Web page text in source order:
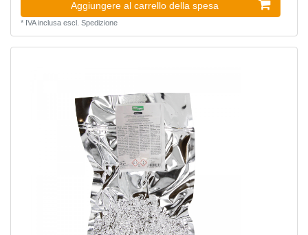
Aggiungere al carrello della spesa
* IVA inclusaescl. Spedizione